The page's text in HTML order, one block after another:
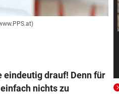
eindeutig drauf! Denn für
nichts zu